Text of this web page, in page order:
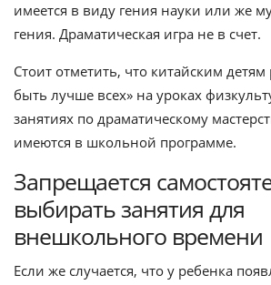
имеется в виду гения науки или же
гения. Драматическая игра не в счет.
Стоит отметить, что китайским
быть лучше всех» на уроках
занятиях по драматическому
имеются в школьной программе.
Запрещается
выбирать занятия для
внешкольного времени
Если же случается, что у ребенка